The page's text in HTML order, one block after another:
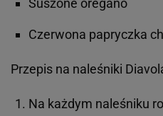
Suszone oregano
Czerwona papryczka
Przepis na naleśniki
Na każdym naleśniku